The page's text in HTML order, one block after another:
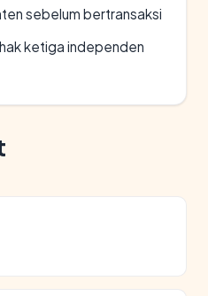
sebelum bertransaksi
ketiga independen